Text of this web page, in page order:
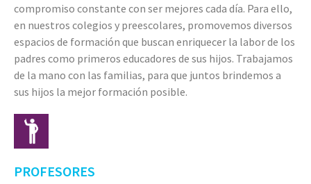
compromiso constante con ser mejores cada día. Para ello,
en nuestros colegios y preescolares, promovemos diversos
espacios de formación que buscan enriquecer la labor de los
padres como primeros educadores de sus hijos. Trabajamos
de la mano con las familias, para que juntos brindemos a
sus hijos la mejor formación posible.
PROFESORES